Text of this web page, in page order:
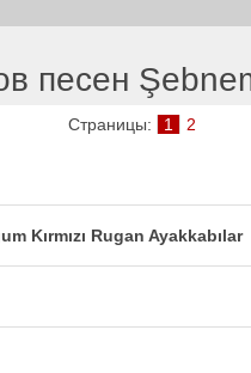
песен
Страницы: 1 2
Kırmızı Rugan Ayakkabılar